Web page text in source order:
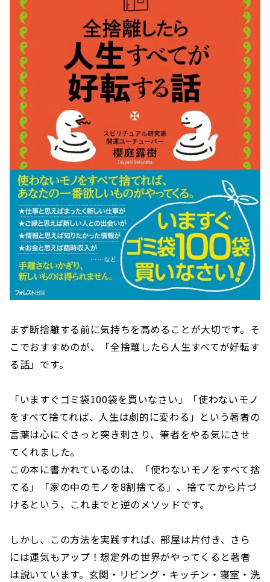
まず断捨離する前に気持ちを高めることが大切です。そ
こでおすすめのが、「全捨離したら人生すべてが好転す
る話」です。
「いますぐゴミ袋100袋を買いなさい」「使わないモノ
をすべて捨てれば、人生は劇的に変わる」という著者の
言葉は心にぐさっと突き刺さり、筆者をやる気にさせ
てくれました。
この本に書かれているのは、​​「使わないモノをすべて捨
てる」「家の中のモノを8割捨てる」、捨ててから片づ
けるという、これまでと逆のメソッドです。
しかし、この方法を実践すれば、部屋は片付き、さら
には運気もアップ！想定外の世界がやってくると著者
は説いています。玄関・リビング・キッチン・寝室・洗